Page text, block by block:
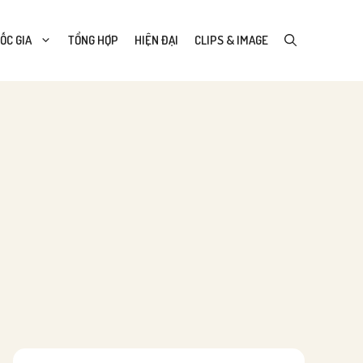
GIA TỔNG HỢP HIỆN ĐẠI CLIPS & IMAGE